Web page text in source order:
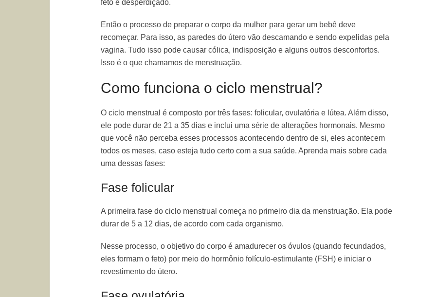
feto é desperdiçado.
Então o processo de preparar o corpo da mulher para gerar um bebê deve
recomeçar. Para isso, as paredes do útero vão descamando e sendo expelidas pela
vagina. Tudo isso pode causar cólica, indisposição e alguns outros desconfortos.
Isso é o que chamamos de menstruação.
Como funciona o ciclo menstrual?
O ciclo menstrual é composto por três fases: folicular, ovulatória e lútea. Além disso,
ele pode durar de 21 a 35 dias e inclui uma série de alterações hormonais. Mesmo
que você não perceba esses processos acontecendo dentro de si, eles acontecem
todos os meses, caso esteja tudo certo com a sua saúde. Aprenda mais sobre cada
uma dessas fases:
Fase folicular
A primeira fase do ciclo menstrual começa no primeiro dia da menstruação. Ela pode
durar de 5 a 12 dias, de acordo com cada organismo.
Nesse processo, o objetivo do corpo é amadurecer os óvulos (quando fecundados,
eles formam o feto) por meio do hormônio folículo-estimulante (FSH) e iniciar o
revestimento do útero.